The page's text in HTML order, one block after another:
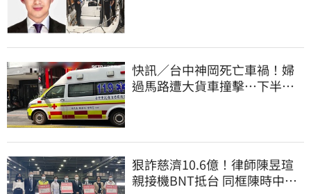
快訊／台中神岡死亡車禍！婦
過馬路遭大貨車撞擊…下半身
狠詐慈濟10.6億！律師陳昱瑄
親接機BNT抵台 同框陳時中、